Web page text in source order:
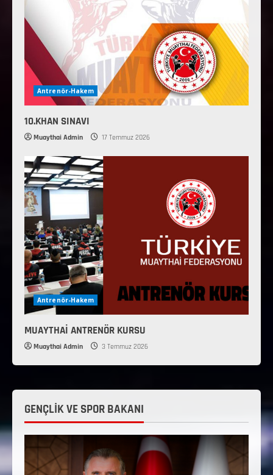
Antrenör-Hakem
10.KHAN SINAVI
Muaythai Admin 17 Temmuz 2026
Antrenör-Hakem
MUAYTHAİ ANTRENÖR KURSU
Muaythai Admin 3 Temmuz 2026
GENÇLİK VE SPOR BAKANI